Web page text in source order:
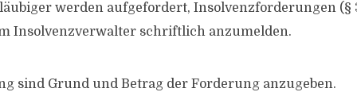
werden aufgefordert, Insolvenzforderungen (§
Insolvenzverwalter schriftlich anzumelden.
sind Grund und Betrag der Forderung anzugeben.